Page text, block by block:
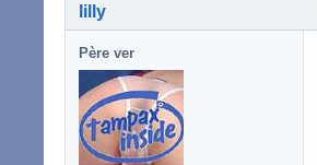
lilly
Père ver